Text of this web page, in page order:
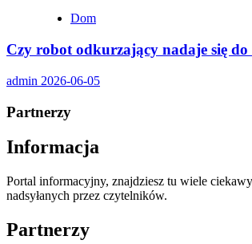
Dom
Czy robot odkurzający nadaje się do
admin 2026-06-05
Partnerzy
Informacja
Portal informacyjny, znajdziesz tu wiele
nadsyłanych przez czytelników.
Partnerzy